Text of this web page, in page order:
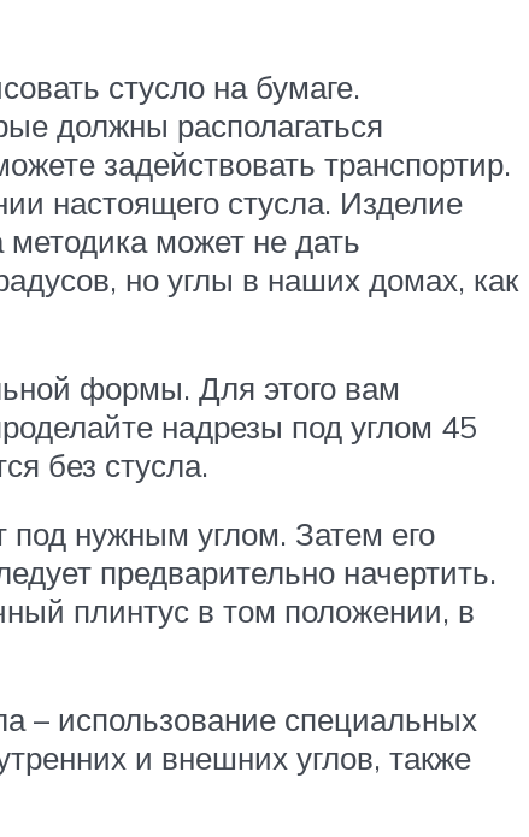
стусло на бумаге.
должны располагаться
задействовать транспортир.
настоящего стусла. Изделие
может не дать
но углы в наших домах, как
формы. Для этого вам
надрезы под углом 45
без стусла.
под нужным углом. Затем его
предварительно начертить.
плинтус в том положении, в
– использование специальных
и внешних углов, также